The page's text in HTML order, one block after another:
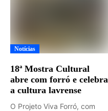
Notícias
18ª Mostra Cultural
abre com forró e celebra
a cultura lavrense
O Projeto Viva Forró, com